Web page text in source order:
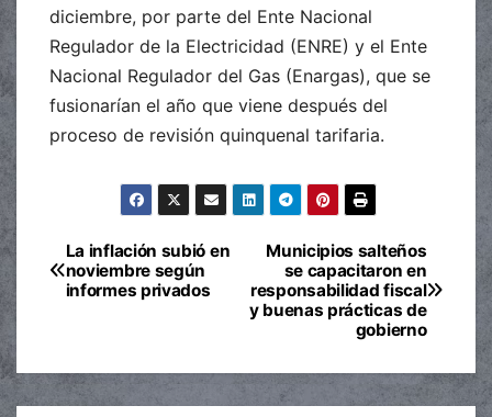
diciembre, por parte del Ente Nacional
Regulador de la Electricidad (ENRE) y el Ente
Nacional Regulador del Gas (Enargas), que se
fusionarían el año que viene después del
proceso de revisión quinquenal tarifaria.
Navegación
de
Municipios salteños
se capacitaron en
responsabilidad fiscal
y buenas prácticas de
gobierno
La inflación subió en
noviembre según
informes privados